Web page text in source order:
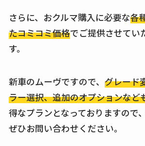
さらに、おクルマ購入に必要な各
たコミコミ価格でご提供させてい
す。
新車のムーヴですので、 グレード
ラー選択、追加のオプションなど
得なプランとなっておりますので
ぜひお問い合わせください。